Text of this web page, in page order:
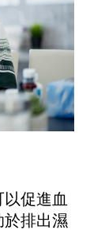
促進血
於排出濕